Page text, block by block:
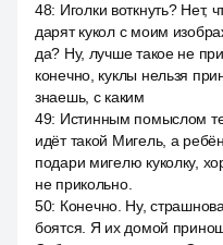
48: Иголки воткнуть? Нет,
дарят кукол с моим
да? Ну, лучше такое не
конечно, куклы нельзя
знаешь, с каким
49: Истинным помыслом
идёт такой Мигель, а
подари мигелю куколку,
не прикольно.
50: Конечно. Ну,
боятся. Я их домой